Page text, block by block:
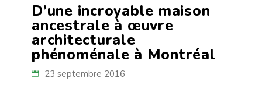
D’une incroyable maison
ancestrale à œuvre
architecturale
phénoménale à Montréal
23 septembre 2016